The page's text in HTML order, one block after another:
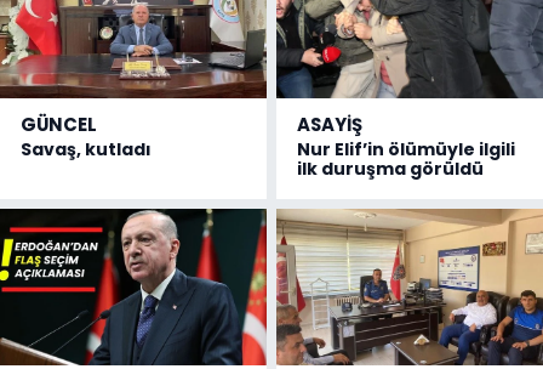
GÜNCEL
Savaş, kutladı
ASAYİŞ
Nur Elif’in ölümüyle ilgili
ilk duruşma görüldü